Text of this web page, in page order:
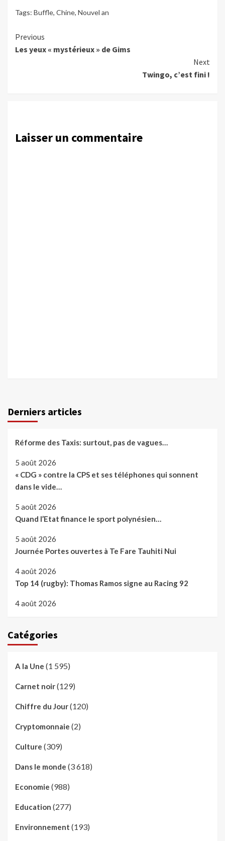
Tags: Buffle, Chine, Nouvel an
Continue
Reading
Previous
Les yeux « mystérieux » de Gims
Next
Twingo, c’est fini !
Laisser un commentaire
Derniers articles
Réforme des Taxis: surtout, pas de vagues…
5 août 2026
« CDG » contre la CPS et ses téléphones qui sonnent
dans le vide…
5 août 2026
Quand l’Etat finance le sport polynésien…
5 août 2026
Journée Portes ouvertes à Te Fare Tauhiti Nui
4 août 2026
Top 14 (rugby): Thomas Ramos signe au Racing 92
4 août 2026
Catégories
A la Une (1 595)
Carnet noir(129)
Chiffre du Jour(120)
Cryptomonnaie (2)
Culture (309)
Dans le monde (3 618)
Economie (988)
Education (277)
Environnement (193)